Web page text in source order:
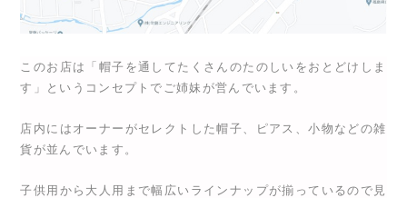
このお店は「帽子を通してたくさんのたのしいをおとどけしま
す」というコンセプトでご姉妹が営んでいます。
店内にはオーナーがセレクトした帽子、ピアス、小物などの雑
貨が並んでいます。
子供用から大人用まで幅広いラインナップが揃っているので見